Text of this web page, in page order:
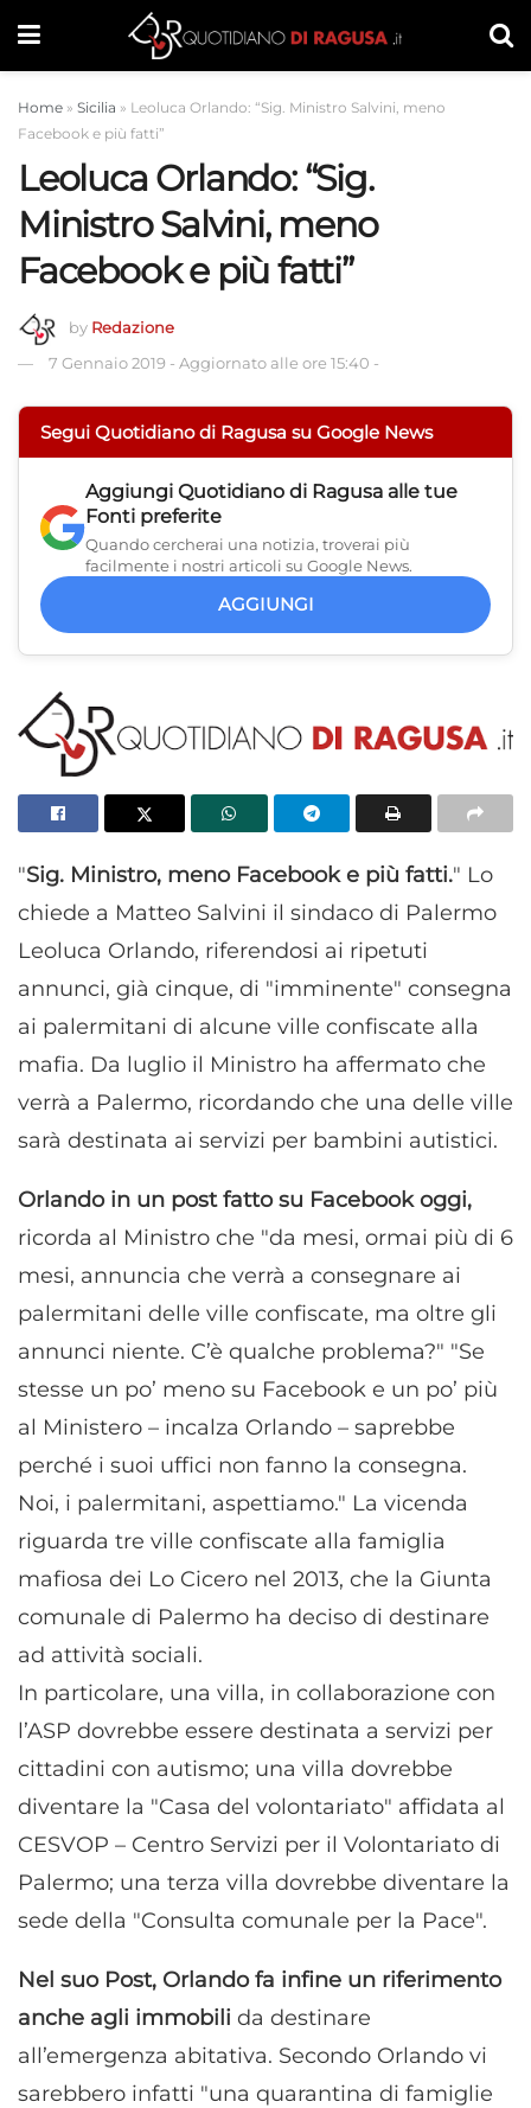
Home » Sicilia » Leoluca Orlando: “Sig. Ministro Salvini, meno
Facebook e più fatti”
Leoluca Orlando: “Sig.
Ministro Salvini, meno
Facebook e più fatti”
by Redazione
7 Gennaio 2019 - Aggiornato alle ore 15:40 -
Segui Quotidiano di Ragusa su Google News
Aggiungi Quotidiano di Ragusa alle tue
Fonti preferite
Quando cercherai una notizia, troverai più
facilmente i nostri articoli su Google News.
AGGIUNGI
"Sig. Ministro, meno Facebook e più fatti." Lo
chiede a Matteo Salvini il sindaco di Palermo
Leoluca Orlando, riferendosi ai ripetuti
annunci, già cinque, di "imminente" consegna
ai palermitani di alcune ville confiscate alla
mafia. Da luglio il Ministro ha affermato che
verrà a Palermo, ricordando che una delle ville
sarà destinata ai servizi per bambini autistici.
Orlando in un post fatto su Facebook oggi,
ricorda al Ministro che "da mesi, ormai più di 6
mesi, annuncia che verrà a consegnare ai
palermitani delle ville confiscate, ma oltre gli
annunci niente. C’è qualche problema?" "Se
stesse un po’ meno su Facebook e un po’ più
al Ministero – incalza Orlando – saprebbe
perché i suoi uffici non fanno la consegna.
Noi, i palermitani, aspettiamo." La vicenda
riguarda tre ville confiscate alla famiglia
mafiosa dei Lo Cicero nel 2013, che la Giunta
comunale di Palermo ha deciso di destinare
ad attività sociali.
In particolare, una villa, in collaborazione con
l’ASP dovrebbe essere destinata a servizi per
cittadini con autismo; una villa dovrebbe
diventare la "Casa del volontariato" affidata al
CESVOP – Centro Servizi per il Volontariato di
Palermo; una terza villa dovrebbe diventare la
sede della "Consulta comunale per la Pace".
Nel suo Post, Orlando fa infine un riferimento
anche agli immobili da destinare
all’emergenza abitativa. Secondo Orlando vi
sarebbero infatti "una quarantina di famiglie